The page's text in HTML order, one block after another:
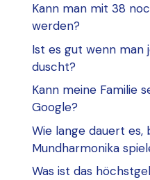
Kann man mit 38
werden?
Ist es gut wenn man
duscht?
Kann meine Familie
Google?
Wie lange dauert es,
Mundharmonika
Was ist das